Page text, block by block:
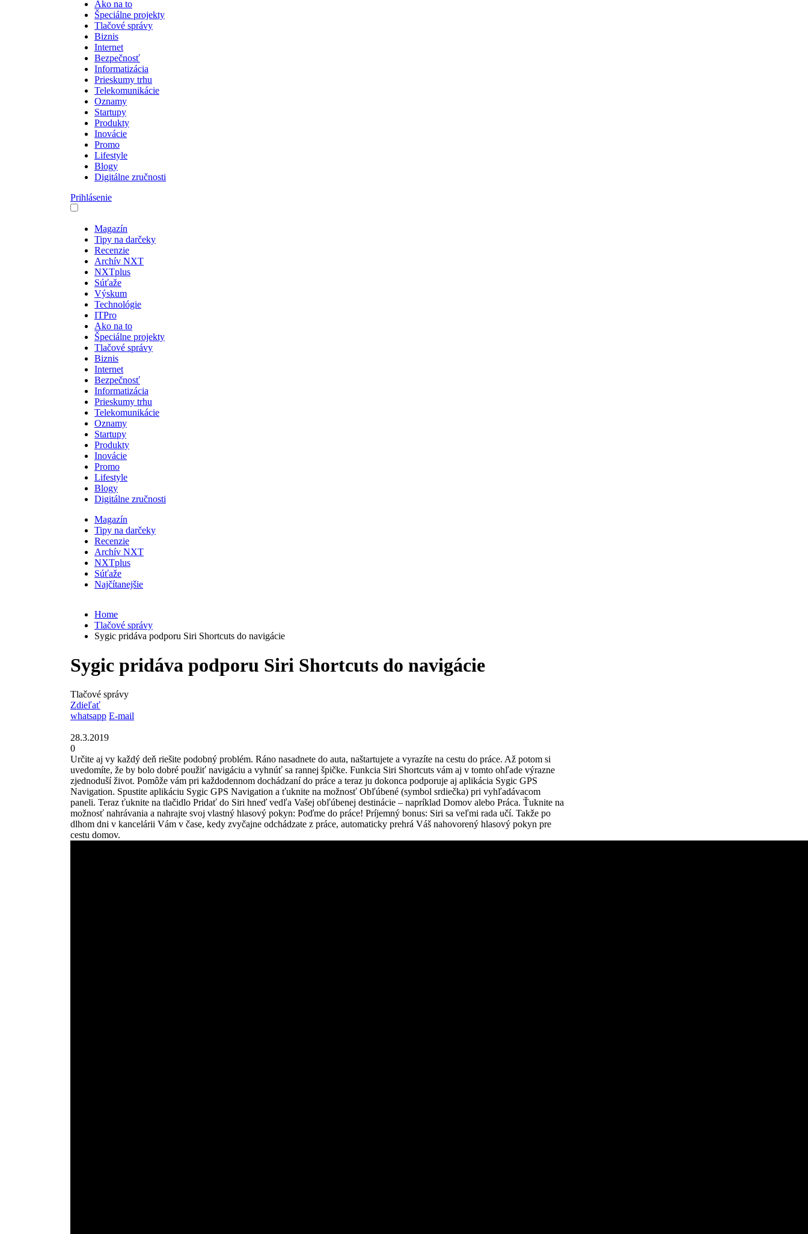
Ako na to
Špeciálne projekty
Tlačové správy
Biznis
Internet
Bezpečnosť
Informatizácia
Prieskumy trhu
Telekomunikácie
Oznamy
Startupy
Produkty
Inovácie
Promo
Lifestyle
Blogy
Digitálne zručnosti
Prihlásenie
Magazín
Tipy na darčeky
Recenzie
Archív NXT
NXTplus
Súťaže
Výskum
Technológie
ITPro
Ako na to
Špeciálne projekty
Tlačové správy
Biznis
Internet
Bezpečnosť
Informatizácia
Prieskumy trhu
Telekomunikácie
Oznamy
Startupy
Produkty
Inovácie
Promo
Lifestyle
Blogy
Digitálne zručnosti
Magazín
Tipy na darčeky
Recenzie
Archív NXT
NXTplus
Súťaže
Najčítanejšie
Home
Tlačové správy
Sygic pridáva podporu Siri Shortcuts do navigácie
Sygic pridáva podporu Siri Shortcuts do navigácie
Tlačové správy
Zdieľať
whatsapp E-mail
28.3.2019
0
Určite aj vy každý deň riešite podobný problém. Ráno nasadnete do auta, naštartujete a vyrazíte na cestu do práce. Až potom si
uvedomíte, že by bolo dobré použiť navigáciu a vyhnúť sa rannej špičke. Funkcia Siri Shortcuts vám aj v tomto ohľade výrazne
zjednoduší život. Pomôže vám pri každodennom dochádzaní do práce a teraz ju dokonca podporuje aj aplikácia Sygic GPS
Navigation. Spustite aplikáciu Sygic GPS Navigation a ťuknite na možnosť Obľúbené (symbol srdiečka) pri vyhľadávacom
paneli. Teraz ťuknite na tlačidlo Pridať do Siri hneď vedľa Vašej obľúbenej destinácie – napríklad Domov alebo Práca. Ťuknite na
možnosť nahrávania a nahrajte svoj vlastný hlasový pokyn: Poďme do práce! Príjemný bonus: Siri sa veľmi rada učí. Takže po
dlhom dni v kancelárii Vám v čase, kedy zvyčajne odchádzate z práce, automaticky prehrá Váš nahovorený hlasový pokyn pre
cestu domov.